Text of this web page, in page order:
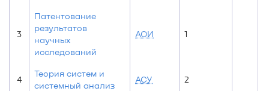
3
Патентование
результатов
научных
исследований
АОИ 1
4
Теория систем и
системный анализ
АСУ 2